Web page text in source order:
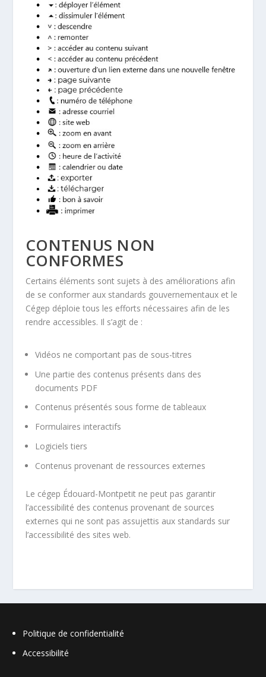
CONTENUS NON
CONFORMES
Certains éléments sont sujets à des améliorations afin
de se conformer aux standards gouvernementaux et le
Cégep déploie tous les efforts nécessaires afin de les
rendre accessibles. Il s’agit de :
Vidéos ne comportant pas de sous-titres
Une partie des contenus présents dans des
documents PDF
Contenus présentés sous forme de tableaux
Formulaires interactifs
Logiciels tiers
Contenus provenant de ressources externes
Le cégep Édouard-Montpetit ne peut pas garantir
l’accessibilité des contenus provenant de sources
externes qui ne sont pas assujettis aux standards sur
l’accessibilité des sites web.
Politique de confidentialité
Accessibilité